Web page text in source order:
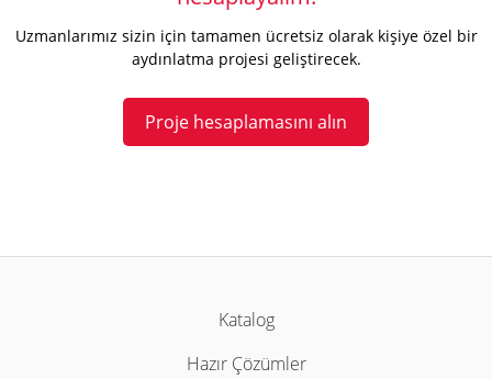
Uzmanlarımız sizin için tamamen ücretsiz olarak kişiye özel bir
aydınlatma projesi geliştirecek.
Proje hesaplamasını alın
Katalog
Hazır Çözümler